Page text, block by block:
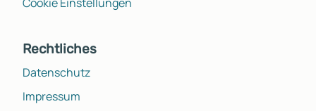
Rechtliches
Datenschutz
Impressum